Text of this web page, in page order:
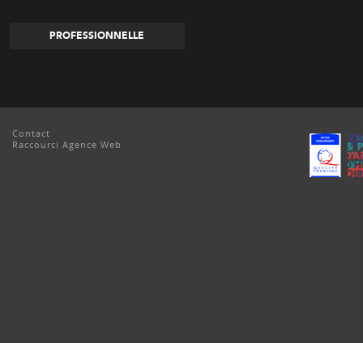
PROFESSIONNELLE
Contact
Raccourci Agence Web